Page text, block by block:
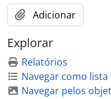
Adicionar
Explorar
Relatórios
Navegar como lista
Navegar pelos